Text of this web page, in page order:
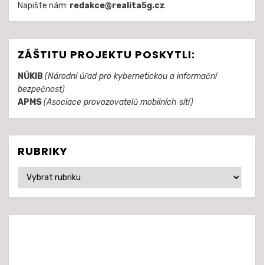
Napište nám: redakce@realita5g.cz
ZÁŠTITU PROJEKTU POSKYTLI:
NÚKIB (Národní úřad pro kybernetickou a informační
bezpečnost)
APMS(Asociace provozovatelů mobilních sítí)
RUBRIKY
Rubriky